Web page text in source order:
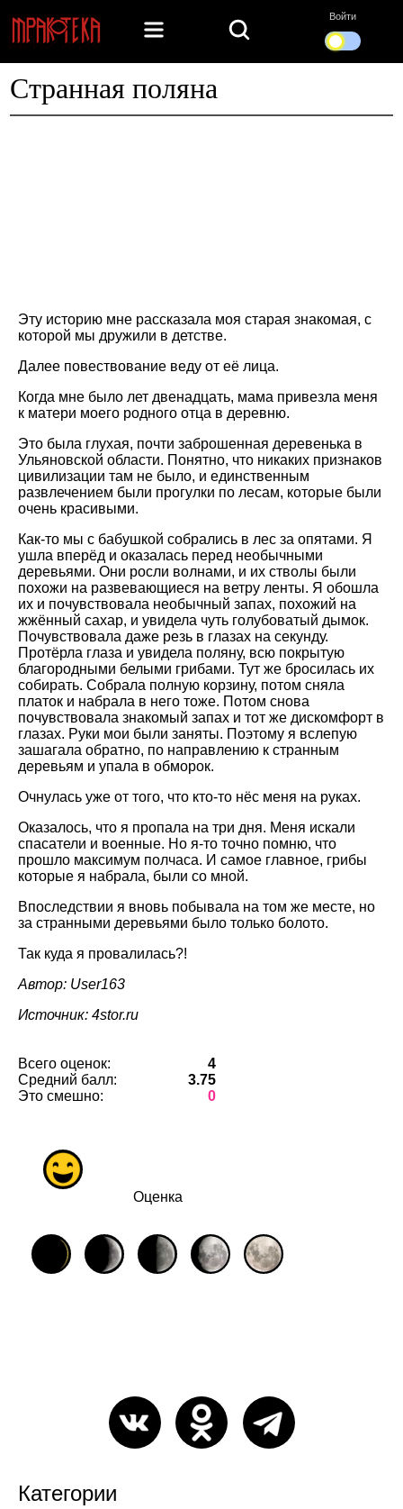
Войти
Странная поляна
Эту историю мне рассказала моя старая знакомая, с
которой мы дружили в детстве.
Далее повествование веду от её лица.
Когда мне было лет двенадцать, мама привезла меня
к матери моего родного отца в деревню.
Это была глухая, почти заброшенная деревенька в
Ульяновской области. Понятно, что никаких признаков
цивилизации там не было, и единственным
развлечением были прогулки по лесам, которые были
очень красивыми.
Как-то мы с бабушкой собрались в лес за опятами. Я
ушла вперёд и оказалась перед необычными
деревьями. Они росли волнами, и их стволы были
похожи на развевающиеся на ветру ленты. Я обошла
их и почувствовала необычный запах, похожий на
жжённый сахар, и увидела чуть голубоватый дымок.
Почувствовала даже резь в глазах на секунду.
Протёрла глаза и увидела поляну, всю покрытую
благородными белыми грибами. Тут же бросилась их
собирать. Собрала полную корзину, потом сняла
платок и набрала в него тоже. Потом снова
почувствовала знакомый запах и тот же дискомфорт в
глазах. Руки мои были заняты. Поэтому я вслепую
зашагала обратно, по направлению к странным
деревьям и упала в обморок.
Очнулась уже от того, что кто-то нёс меня на руках.
Оказалось, что я пропала на три дня. Меня искали
спасатели и военные. Но я-то точно помню, что
прошло максимум полчаса. И самое главное, грибы
которые я набрала, были со мной.
Впоследствии я вновь побывала на том же месте, но
за странными деревьями было только болото.
Так куда я провалилась?!
Автор: User163
Источник: 4stor.ru
Всего оценок:
4
Средний балл:
3.75
Это смешно:
0
Оценка
Категории